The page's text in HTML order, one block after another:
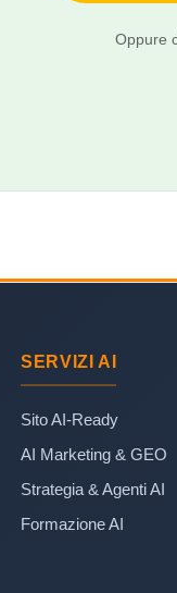
Oppure
SERVIZI AI
Sito AI-Ready
AI Marketing & GEO
Strategia & Agenti AI
Formazione AI